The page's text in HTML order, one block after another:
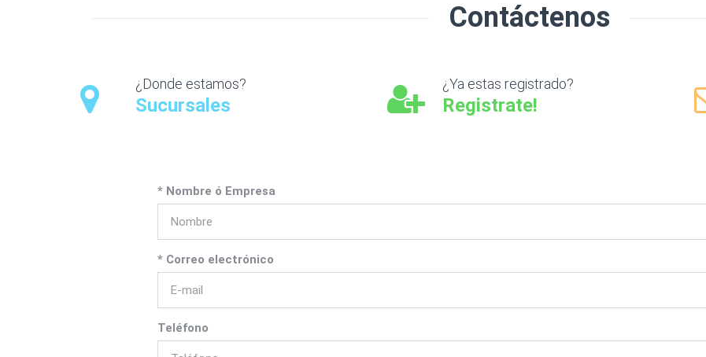
Contáctenos
¿Donde estamos?
Sucursales
¿Ya estas registrado?
Registrate!
* Nombre ó Empresa
* Correo electrónico
Teléfono